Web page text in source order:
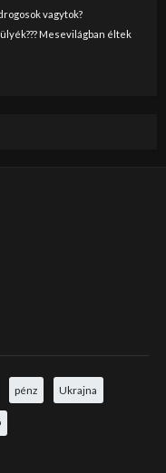
vagytok?
Mesevilágban éltek
pénz Ukrajna